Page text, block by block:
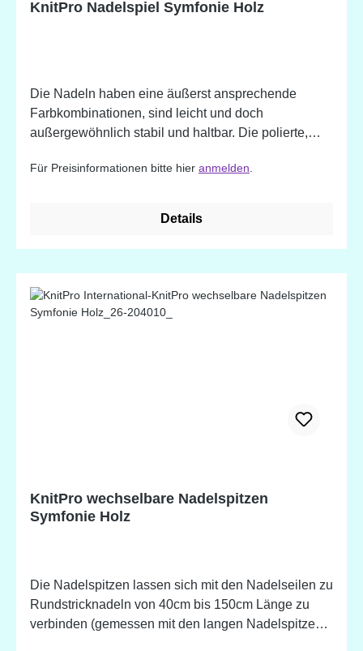
KnitPro Nadelspiel Symfonie Holz
Die Nadeln haben eine äußerst ansprechende
Farbkombinationen, sind leicht und doch
außergewöhnlich stabil und haltbar. Die polierte,
Art von Garn ohne den Strickrhythmus zu hemmen
Für Preisinformationen bitte hier anmelden
Details
KnitPro wechselbare Nadelspitzen
Symfonie Holz
Die Nadelspitzen lassen sich mit den Nadelseilen zu
Rundstricknadeln von 40cm bis 150cm Länge zu
verbinden (gemessen mit den langen Nadelspitzen).